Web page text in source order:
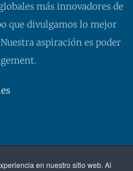
en nuestro sitio web. Al
más innovadores de
que divulgamos lo mejor
aspiración es poder